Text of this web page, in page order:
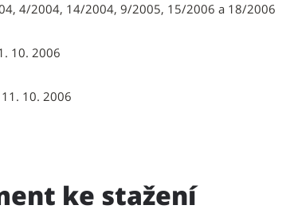
4/2004, 14/2004, 9/2005, 15/2006 a 18/2006
10. 2006
10. 2006
ke stažení